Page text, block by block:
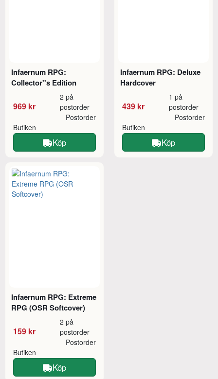
Infaernum RPG:
Collector''s Edition
969 kr
2 på
postorder
Butiken
Postorder
Köp
Infaernum RPG: Deluxe
Hardcover
439 kr
1 på
postorder
Butiken
Postorder
Köp
Infaernum RPG: Extreme
RPG (OSR Softcover)
159 kr
2 på
postorder
Butiken
Postorder
Köp